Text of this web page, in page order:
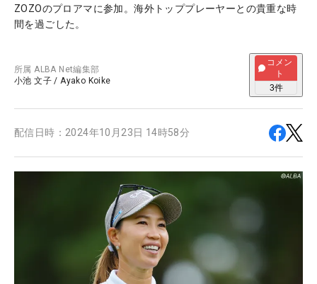
ZOZOのプロアマに参加。海外トッププレーヤーとの貴重な時
間を過ごした。
所属ALBA Net編集部
小池 文子 /Ayako Koike
コメン
ト
3件
配信日時： 2024年10月23日 14時58分